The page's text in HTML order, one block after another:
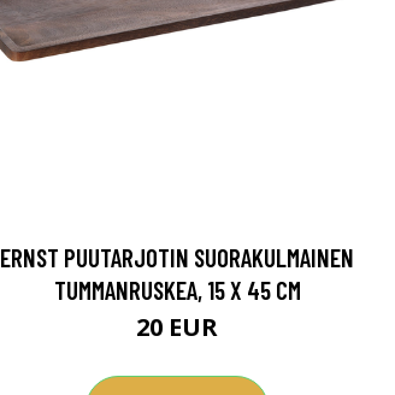
ERNST PUUTARJOTIN SUORAKULMAINEN
TUMMANRUSKEA, 15 X 45 CM
20 EUR